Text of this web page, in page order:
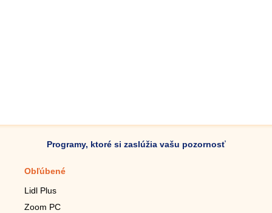
Programy, ktoré si zaslúžia vašu pozornosť
Obľúbené
Lidl Plus
Zoom PC